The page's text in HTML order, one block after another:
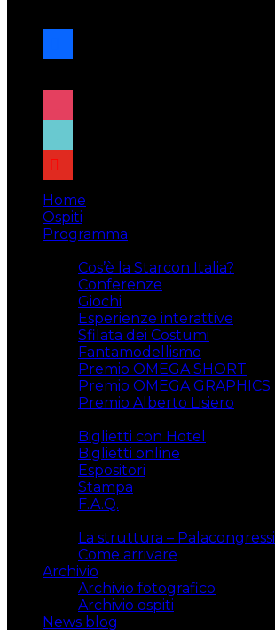
facebook
x
instagram
tiktok
youtube
Home
Ospiti
Programma
Cos’è la Starcon Italia?
Conferenze
Giochi
Esperienze interattive
Sfilata dei Costumi
Fantamodellismo
Premio OMEGA SHORT
Premio OMEGA GRAPHICS
Premio Alberto Lisiero
Biglietti con Hotel
Biglietti online
Espositori
Stampa
F.A.Q.
La struttura – Palacongressi
Come arrivare
Archivio
Archivio fotografico
Archivio ospiti
News blog